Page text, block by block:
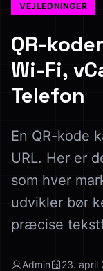
VEJLEDNINGER
QR-
Wi-Fi,
Telefon
En QR-kode
URL. Her er
som hver
udvikler bør
præcise
Admin 23. april